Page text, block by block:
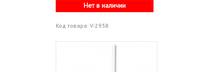
Нет в наличии
Код товара: V-2938